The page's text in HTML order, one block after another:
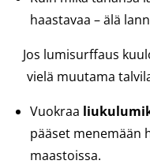
haastavaa – älä
Jos lumisurffaus
vielä muutama
Vuokraa
pääset menemään
maastoissa.